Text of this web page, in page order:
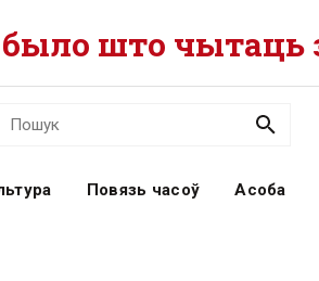
што чытаць
Повязь часоў Асоба